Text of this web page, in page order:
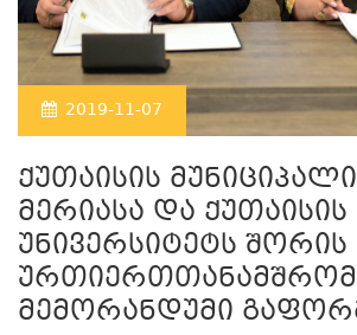
2019-11-07
ქუთაისის
მერიასა და ქუთაისის
უნივერსიტეტს შორის
მემორანდუმი